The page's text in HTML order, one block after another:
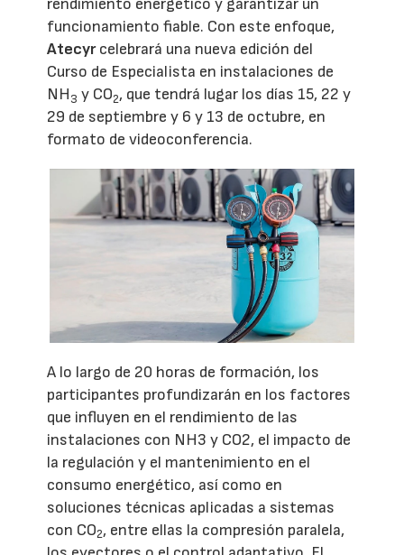
rendimiento energético y garantizar un
funcionamiento fiable. Con este enfoque,
Atecyrcelebrará una nueva edición del
Curso de Especialista en instalaciones de
NH3 y CO2, que tendrá lugar los días 15, 22 y
29 de septiembre y 6 y 13 de octubre, en
formato de videoconferencia.
A lo largo de 20 horas de formación, los
participantes profundizarán en los factores
que influyen en el rendimiento de las
instalaciones con NH3 y CO2, el impacto de
la regulación y el mantenimiento en el
consumo energético, así como en
soluciones técnicas aplicadas a sistemas
con CO2, entre ellas la compresión paralela,